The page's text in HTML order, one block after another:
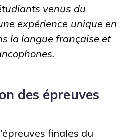
venus du
expérience unique en
la langue française et
des épreuves
finales du